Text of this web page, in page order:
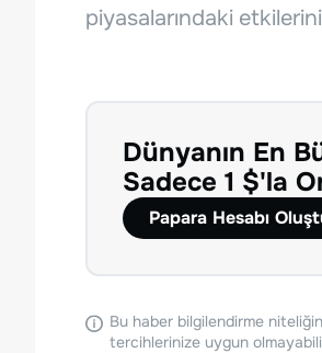
piyasalarındaki
Dünyanın En
Sadece 1 $'la
Papara Hesabı
Bu haber bilgilendirme
tercihlerinize uygun